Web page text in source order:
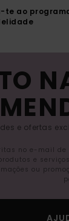
te ao
e ofertas
no e-mail de
e
ou